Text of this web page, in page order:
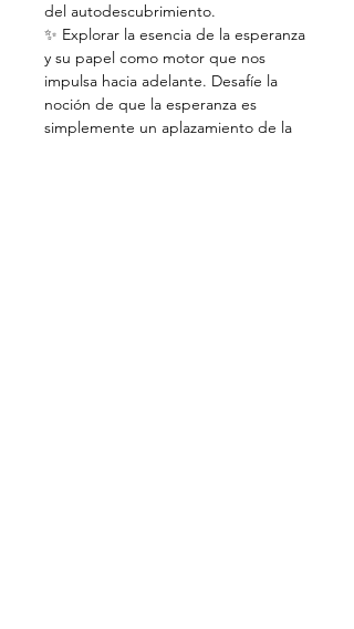
del autodescubrimiento.
✨ Explorar la esencia de la esperanza
y su papel como motor que nos
impulsa hacia adelante. Desafíe la
noción de que la esperanza es
simplemente un aplazamiento de la